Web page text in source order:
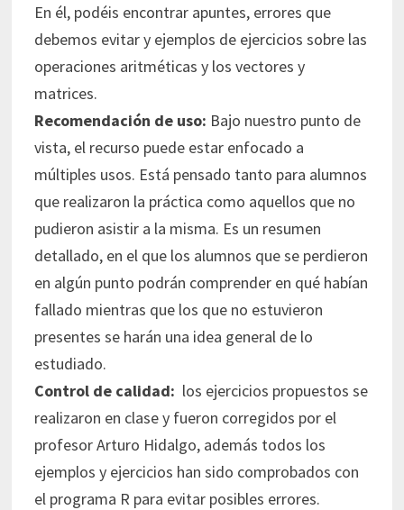
En él, podéis encontrar apuntes, errores que
debemos evitar y ejemplos de ejercicios sobre las
operaciones aritméticas y los vectores y
matrices.
Recomendación de uso: Bajo nuestro punto de
vista, el recurso puede estar enfocado a
múltiples usos. Está pensado tanto para alumnos
que realizaron la práctica como aquellos que no
pudieron asistir a la misma. Es un resumen
detallado, en el que los alumnos que se perdieron
en algún punto podrán comprender en qué habían
fallado mientras que los que no estuvieron
presentes se harán una idea general de lo
estudiado.
Control de calidad: los ejercicios propuestos se
realizaron en clase y fueron corregidos por el
profesor Arturo Hidalgo, además todos los
ejemplos y ejercicios han sido comprobados con
el programa R para evitar posibles errores.